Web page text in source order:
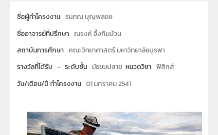
ชื่อผู้ทำโครงงาน ธนภณ บุญพลอย
ชื่ออาจารย์ที่ปรึกษา ณรงค์ อึ้งกิมบ้วน
สถาบันการศึกษา คณะวิทยาศาสตร์ มหาวิทยาลัยบูรพา
รางวัลที่ได้รับ - ระดับชั้น มัธยมปลาย หมวดวิชา ฟิสิกส์
วัน/เดือน/ปี ทำโครงงาน 01 มกราคม 2541